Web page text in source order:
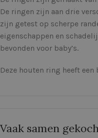
De ringen zijn aan drie
zijn getest op scherpe
eigenschappen en
bevonden voor baby’s.
Deze houten ring heeft
Vaak samen